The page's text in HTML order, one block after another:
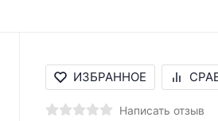
ИЗБРАННОЕ
Написать отзыв